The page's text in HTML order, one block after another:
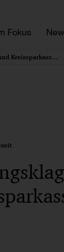
Fokus
Musterfeststellungsklage: PwC Legal vertritt Stadt- und Kreissparkasse Leipzig